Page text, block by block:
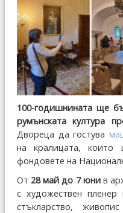
100-годишнината ще
румънската култура
Двореца да гостува
на кралицата, които
фондовете на
От 28 май до 7 юнив
с художествен
стъкларство,